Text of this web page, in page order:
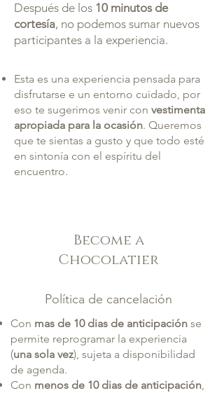
Después de los 10 minutos de
cortesía, no podemos sumar nuevos
participantes a la experiencia.
Esta es una experiencia pensada para
disfrutarse e un entorno cuidado, por
eso te sugerimos venir con vestimenta
apropiada para la ocasión. Queremos
que te sientas a gusto y que todo esté
en sintonía con el espíritu del
encuentro.
Become a
Chocolatier
Política de cancelación
Con mas de 10 dias de anticipación se
permite reprogramar la experiencia
(una sola vez), sujeta a disponibilidad
de agenda.
Con menos de 10 dias de anticipación,